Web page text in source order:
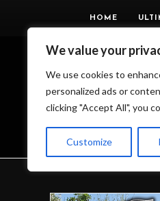
We value your
We use cookies to
personalized ads or
clicking "Accept All", you
Customize
HOME